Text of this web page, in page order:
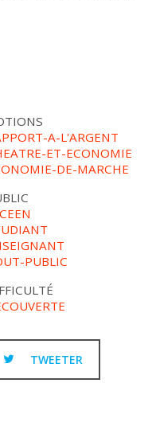
A-L'ARGENT
ET-ECONOMIE
DE-MARCHE
PUBLIC
TWEETER